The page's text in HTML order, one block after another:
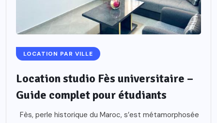
LOCATION PAR VILLE
Location studio Fès universitaire –
Guide complet pour étudiants
Fès, perle historique du Maroc, s’est métamorphosée